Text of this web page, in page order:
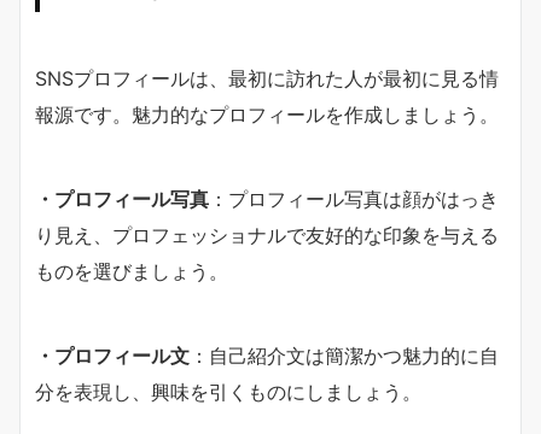
SNSプロフィールは、最初に訪れた人が最初に見る情
報源です。魅力的なプロフィールを作成しましょう。
・プロフィール写真 ：プロフィール写真は顔がはっき
り見え、プロフェッショナルで友好的な印象を与える
ものを選びましょう。
・プロフィール文 ：自己紹介文は簡潔かつ魅力的に自
分を表現し、興味を引くものにしましょう。